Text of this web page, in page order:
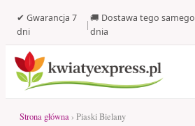
✔ Gwarancja 7
dni
|
🚚 Dostawa tego samego
dnia
Strona główna › Piaski Bielany